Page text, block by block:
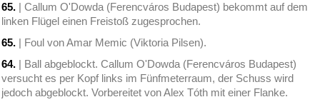
65. | Callum O'Dowda (Ferencváros Budapest) bekommt auf dem
linken Flügel einen Freistoß zugesprochen.
65. | Foul von Amar Memic (Viktoria Pilsen).
64. | Ball abgeblockt. Callum O'Dowda (Ferencváros Budapest)
versucht es per Kopf links im Fünfmeterraum, der Schuss wird
jedoch abgeblockt. Vorbereitet von Alex Tóth mit einer Flanke.